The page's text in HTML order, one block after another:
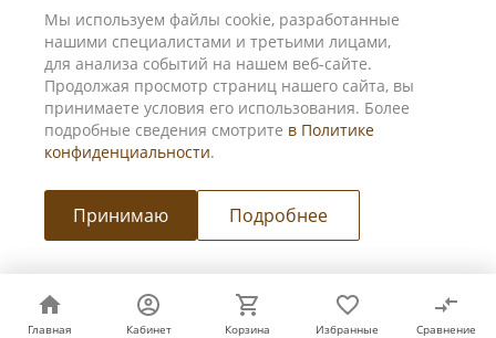
Мы используем файлы cookie, разработанные
нашими специалистами и третьими лицами,
для анализа событий на нашем веб-сайте.
Продолжая просмотр страниц нашего сайта, вы
принимаете условия его использования. Более
подробные сведения смотрите в Политике
конфиденциальности.
Принимаю Подробнее
Главная Кабинет Корзина Избранные Сравнение
Главная Кабинет Корзина Избранные Сравнение
Услуги
Мы в соц. сетях
© 2026 Мебель для бизнеса и дома, Все права защищены